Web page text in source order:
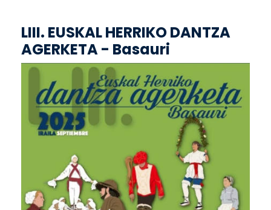
LIII. EUSKAL HERRIKO DANTZA
AGERKETA - Basauri